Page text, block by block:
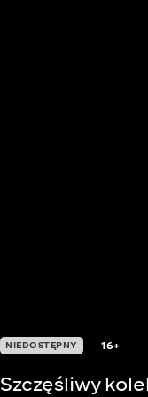
NIEDOSTĘPNY 16+
Szczęśliwy